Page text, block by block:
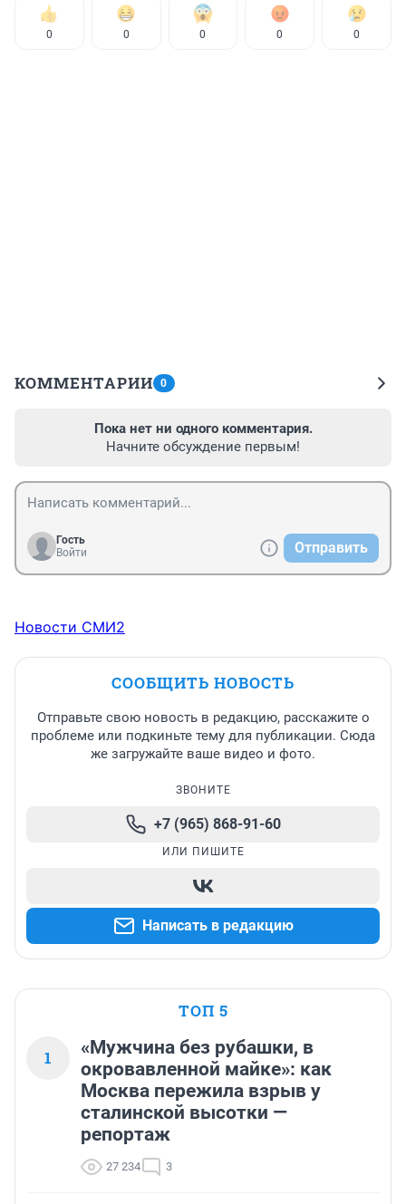
0 0 0 0 0
КОММЕНТАРИИ 0
Пока нет ни одного комментария.
Начните обсуждение первым!
Гость
Войти
Отправить
Новости СМИ2
СООБЩИТЬ НОВОСТЬ
Отправьте свою новость в редакцию, расскажите о
проблеме или подкиньте тему для публикации. Сюда
же загружайте ваше видео и фото.
ЗВОНИТЕ
+7 (965) 868-91-60
ИЛИ ПИШИТЕ
Написать в редакцию
ТОП 5
1
«Мужчина без рубашки, в
окровавленной майке»: как
Москва пережила взрыв у
сталинской высотки —
репортаж
27 234 3